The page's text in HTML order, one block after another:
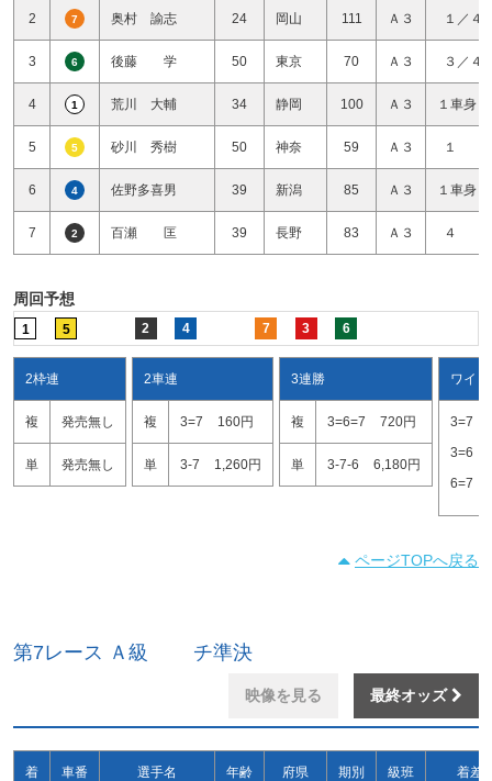
2 7 奥村 諭志 24 岡山 111 Ａ３ １／４
3 6 後藤 学 50 東京 70 Ａ３ ３／４
4 1 荒川 大輔 34 静岡 100 Ａ３ １車身
5 5 砂川 秀樹 50 神奈 59 Ａ３ １
6 4 佐野多喜男 39 新潟 85 Ａ３ １車身
7 2 百瀬 匡 39 長野 83 Ａ３ ４
周回予想
1 5 2 4 7 3 6
2枠連
複 発売無し
単 発売無し
2車連
複 3=7 160円
単 3-7 1,260円
3連勝
複 3=6=7 720円
単 3-7-6 6,180円
ワイド
3=7
3=6
6=7
ページTOPへ戻る
第7レース Ａ級 チ準決
映像を見る 最終オッズ
着 車番 選手名 年齢 府県 期別 級班 着差